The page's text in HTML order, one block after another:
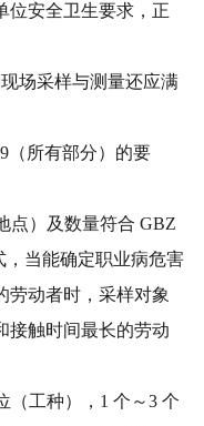
位安全卫生要求，正
场采样与测量还应满
（所有部分）的要
点）及数量符合 GBZ
，当能确定职业病危害
劳动者时，采样对象
接触时间最长的劳动
（工种）， 1 个～3 个